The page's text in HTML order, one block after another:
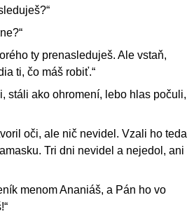
ty prenasleduješ. Ale vstaň,
ti, čo máš robiť.“
stáli ako ohromení, lebo hlas počuli,
oči, ale nič nevidel. Vzali ho teda
Tri dni nevidel a nejedol, ani
menom Ananiáš, a Pán ho vo